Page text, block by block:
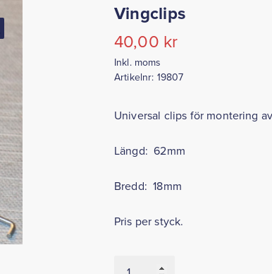
Vingclips
40,00 kr
Inkl. moms
Artikelnr: 19807
Universal clips för montering
Längd: 62mm
Bredd: 18mm
Pris per styck.